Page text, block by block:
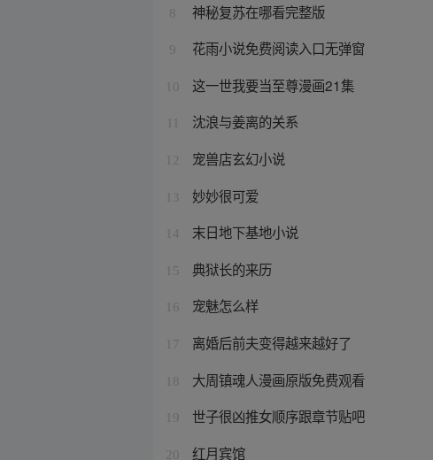
8 神秘复苏在哪看完整版
9 花雨小说免费阅读入口无弹窗
10 这一世我要当至尊漫画21集
沈浪与姜离的关系
12 宠兽店玄幻小说
13 妙妙很可爱
14 末日地下基地小说
15 典狱长的来历
16 宠魅怎么样
17 离婚后前夫变得越来越好了
18 大周镇魂人漫画原版免费观看
19 世子很凶推女顺序跟章节贴吧
20 红月宾馆